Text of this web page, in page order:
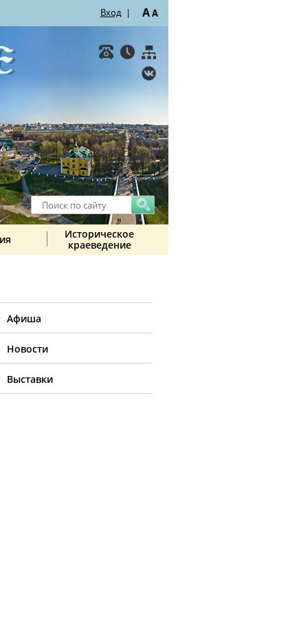
Вход | AA
Историческое
краеведение
Афиша
Новости
Выставки